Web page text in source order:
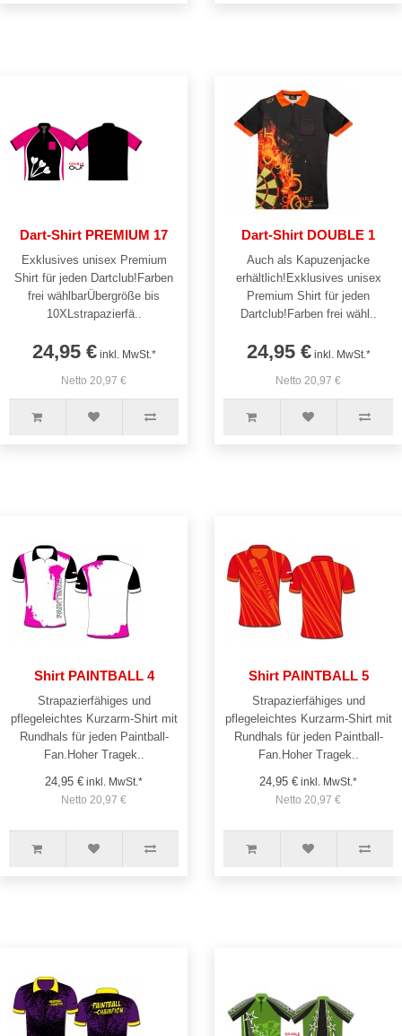
Dart-Shirt PREMIUM 17
Exklusives unisex Premium
Shirt für jeden Dartclub!Farben
frei wählbarÜbergröße bis
10XLstrapazierfä..
24,95 €inkl. MwSt.*
Netto 20,97 €
Dart-Shirt DOUBLE 1
Auch als Kapuzenjacke
erhältlich!Exklusives unisex
Premium Shirt für jeden
Dartclub!Farben frei wähl..
24,95 €inkl. MwSt.*
Netto 20,97 €
Shirt PAINTBALL 4
Strapazierfähiges und
pflegeleichtes Kurzarm-Shirt mit
Rundhals für jeden Paintball-
Fan.Hoher Tragek..
24,95 € inkl. MwSt.*
Netto 20,97 €
Shirt PAINTBALL 5
Strapazierfähiges und
pflegeleichtes Kurzarm-Shirt mit
Rundhals für jeden Paintball-
Fan.Hoher Tragek..
24,95 € inkl. MwSt.*
Netto 20,97 €